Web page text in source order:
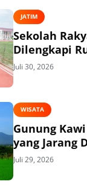
JATIM
Sekolah
Dilengkapi
Juli 30, 2026
WISATA
Gunung
yang Jarang
Juli 29, 2026